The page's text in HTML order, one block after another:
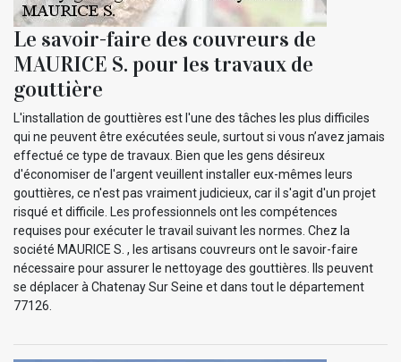
Le savoir-faire des couvreurs de
MAURICE S. pour les travaux de
gouttière
L'installation de gouttières est l'une des tâches les plus difficiles
qui ne peuvent être exécutées seule, surtout si vous n’avez jamais
effectué ce type de travaux. Bien que les gens désireux
d'économiser de l'argent veuillent installer eux-mêmes leurs
gouttières, ce n'est pas vraiment judicieux, car il s'agit d'un projet
risqué et difficile. Les professionnels ont les compétences
requises pour exécuter le travail suivant les normes. Chez la
société MAURICE S. , les artisans couvreurs ont le savoir-faire
nécessaire pour assurer le nettoyage des gouttières. Ils peuvent
se déplacer à Chatenay Sur Seine et dans tout le département
77126.